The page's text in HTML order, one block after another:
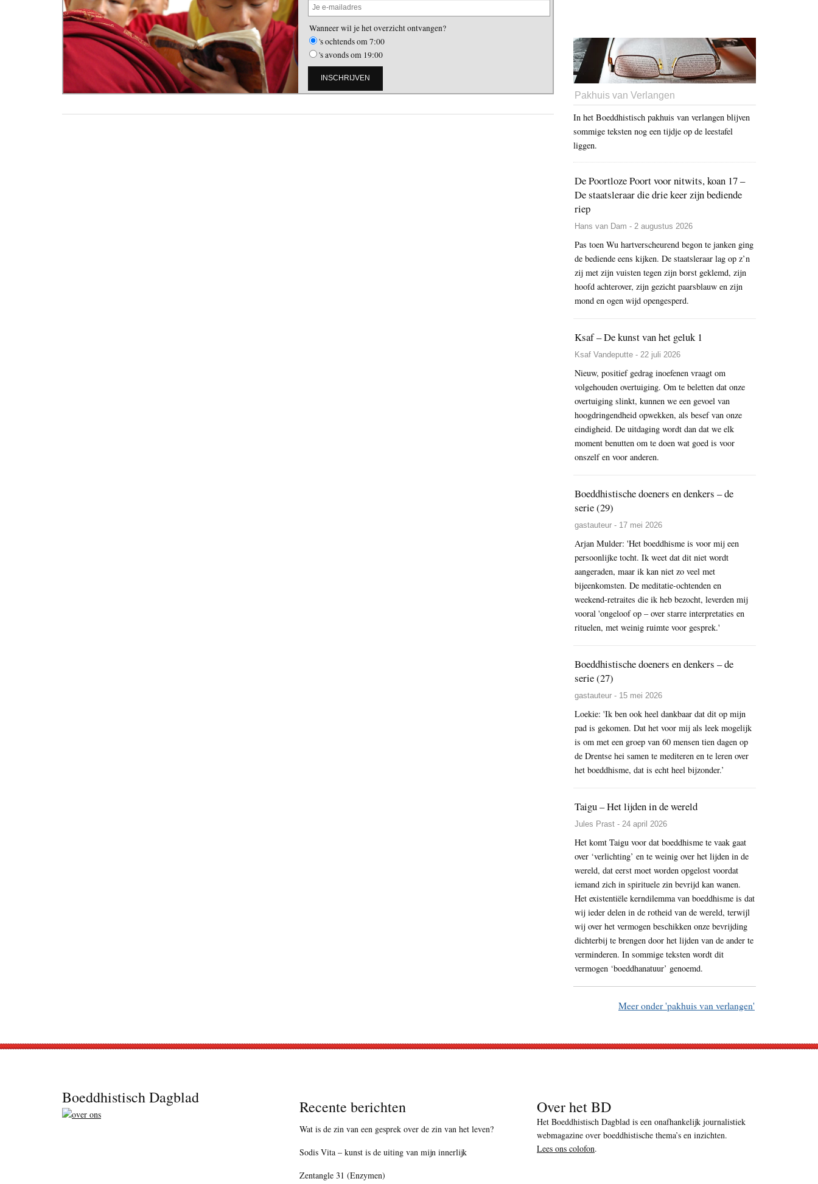
Wanneer wil je het overzicht ontvangen?
's ochtends om 7:00
's avonds om 19:00
Pakhuis van Verlangen
In het Boeddhistisch pakhuis van verlangen blijven
sommige teksten nog een tijdje op de leestafel
liggen.
De Poortloze Poort voor nitwits, koan 17 –
De staatsleraar die drie keer zijn bediende
riep
Hans van Dam - 2 augustus 2026
Pas toen Wu hartverscheurend begon te janken ging
de bediende eens kijken. De staatsleraar lag op z’n
zij met zijn vuisten tegen zijn borst geklemd, zijn
hoofd achterover, zijn gezicht paarsblauw en zijn
mond en ogen wijd opengesperd.
Ksaf – De kunst van het geluk 1
Ksaf Vandeputte - 22 juli 2026
Nieuw, positief gedrag inoefenen vraagt om
volgehouden overtuiging. Om te beletten dat onze
overtuiging slinkt, kunnen we een gevoel van
hoogdringendheid opwekken, als besef van onze
eindigheid. De uitdaging wordt dan dat we elk
moment benutten om te doen wat goed is voor
onszelf en voor anderen.
Boeddhistische doeners en denkers – de
serie (29)
gastauteur - 17 mei 2026
Arjan Mulder: 'Het boeddhisme is voor mij een
persoonlijke tocht. Ik weet dat dit niet wordt
aangeraden, maar ik kan niet zo veel met
bijeenkomsten. De meditatie-ochtenden en
weekend-retraites die ik heb bezocht, leverden mij
vooral 'ongeloof op – over starre interpretaties en
rituelen, met weinig ruimte voor gesprek.'
Boeddhistische doeners en denkers – de
serie (27)
gastauteur - 15 mei 2026
Loekie: 'Ik ben ook heel dankbaar dat dit op mijn
pad is gekomen. Dat het voor mij als leek mogelijk
is om met een groep van 60 mensen tien dagen op
de Drentse hei samen te mediteren en te leren over
het boeddhisme, dat is echt heel bijzonder.’
Taigu – Het lijden in de wereld
Jules Prast - 24 april 2026
Het komt Taigu voor dat boeddhisme te vaak gaat
over ‘verlichting’ en te weinig over het lijden in de
wereld, dat eerst moet worden opgelost voordat
iemand zich in spirituele zin bevrijd kan wanen.
Het existentiële kerndilemma van boeddhisme is dat
wij ieder delen in de rotheid van de wereld, terwijl
wij over het vermogen beschikken onze bevrijding
dichterbij te brengen door het lijden van de ander te
verminderen. In sommige teksten wordt dit
vermogen ‘boeddhanatuur’ genoemd.
Meer onder 'pakhuis van verlangen'
Boeddhistisch Dagblad Recente berichten
Wat is de zin van een gesprek over de zin van het leven?
Sodis Vita – kunst is de uiting van mijn innerlijk
Zentangle 31 (Enzymen)
Over het BD
Het Boeddhistisch Dagblad is een onafhankelijk journalistiek
webmagazine over boeddhistische thema’s en inzichten.
Lees ons colofon.